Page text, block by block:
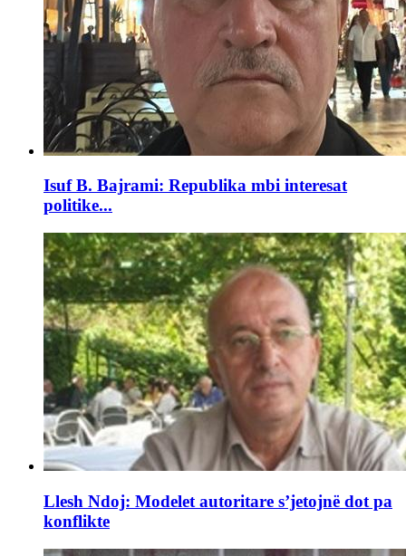
Isuf B. Bajrami: Republika mbi interesat
politike...
Llesh Ndoj: Modelet autoritare s’jetojnë dot pa
konflikte